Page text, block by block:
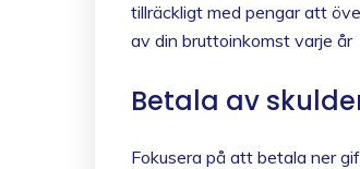
tillräckligt med pengar att
av din bruttoinkomst varje år
Betala av
Fokusera på att betala ner